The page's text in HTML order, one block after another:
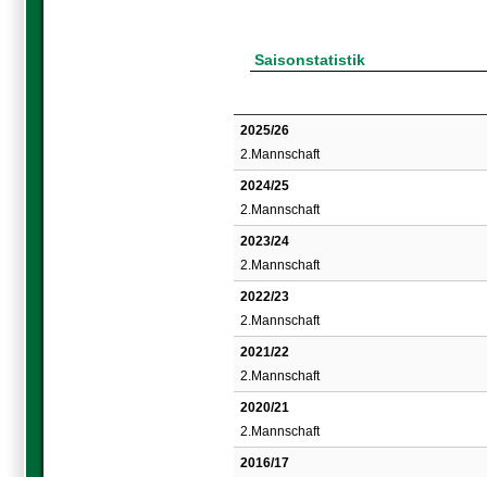
Saisonstatistik
2025/26
2.Mannschaft
2024/25
2.Mannschaft
2023/24
2.Mannschaft
2022/23
2.Mannschaft
2021/22
2.Mannschaft
2020/21
2.Mannschaft
2016/17